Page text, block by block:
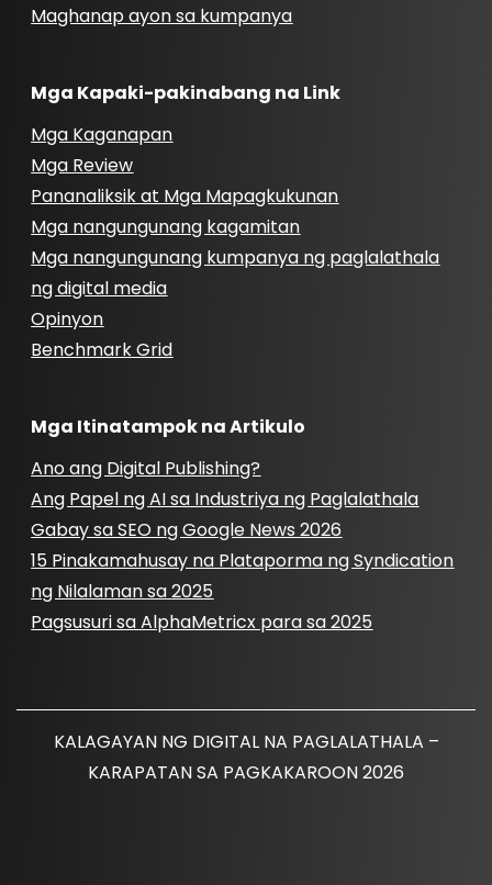
Maghanap ayon sa kumpanya
Mga Kapaki-pakinabang na Link
Mga Kaganapan
Mga Review
Pananaliksik at Mga Mapagkukunan
Mga nangungunang kagamitan
Mga nangungunang kumpanya ng paglalathala
ng digital media
Opinyon
Benchmark Grid
Mga Itinatampok na Artikulo
Ano ang Digital Publishing?
Ang Papel ng AI sa Industriya ng Paglalathala
Gabay sa SEO ng Google News 2026
15 Pinakamahusay na Plataporma ng Syndication
ng Nilalaman sa 2025
Pagsusuri sa AlphaMetricx para sa 2025
KALAGAYAN NG DIGITAL NA PAGLALATHALA –
KARAPATAN SA PAGKAKAROON 2026